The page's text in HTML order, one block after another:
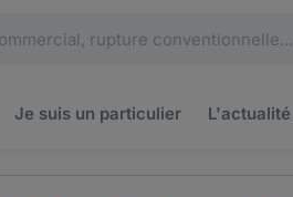
Je suis un particulier L'actualité